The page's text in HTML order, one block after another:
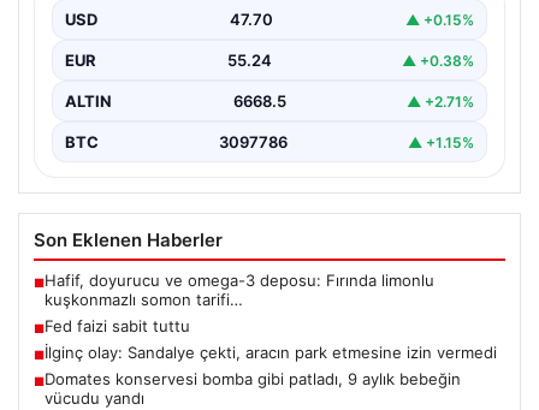
USD 47.70 ▲ +0.15%
EUR 55.24 ▲ +0.38%
ALTIN 6668.5 ▲ +2.71%
BTC 3097786 ▲ +1.15%
Son Eklenen Haberler
■Hafif, doyurucu ve omega-3 deposu: Fırında limonlu
kuşkonmazlı somon tarifi…
■Fed faizi sabit tuttu
■İlginç olay: Sandalye çekti, aracın park etmesine izin vermedi
■Domates konservesi bomba gibi patladı, 9 aylık bebeğin
vücudu yandı